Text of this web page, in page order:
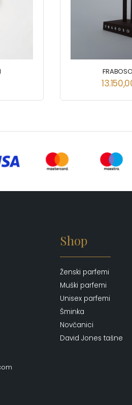
Shop
Ženski parfemi
Muški parfemi
Unisex parfemi
Šminka
Novčanici
David Jones tašne